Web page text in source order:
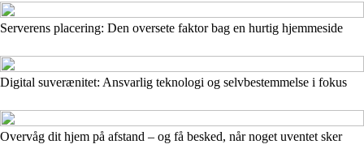
Serverens placering: Den oversete faktor bag en hurtig hjemmeside
Digital suverænitet: Ansvarlig teknologi og selvbestemmelse i fokus
Overvåg dit hjem på afstand – og få besked, når noget uventet sker